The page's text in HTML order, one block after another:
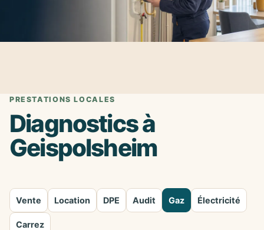
PRESTATIONS LOCALES
Diagnostics à
Geispolsheim
Vente Location DPE Audit Gaz Électricité
Carrez